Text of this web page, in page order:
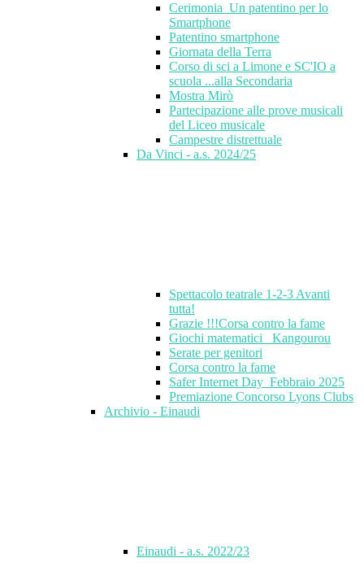
Cerimonia_Un patentino per lo
Smartphone
Patentino smartphone
Giornata della Terra
Corso di sci a Limone e SC'IO a
scuola ...alla Secondaria
Mostra Mirò
Partecipazione alle prove musicali
del Liceo musicale
Campestre distrettuale
Da Vinci - a.s. 2024/25
Spettacolo teatrale 1-2-3 Avanti
tutta!
Grazie !!!Corsa contro la fame
Giochi matematici_ Kangourou
Serate per genitori
Corsa contro la fame
Safer Internet Day_Febbraio 2025
Premiazione Concorso Lyons Clubs
Archivio - Einaudi
Einaudi - a.s. 2022/23